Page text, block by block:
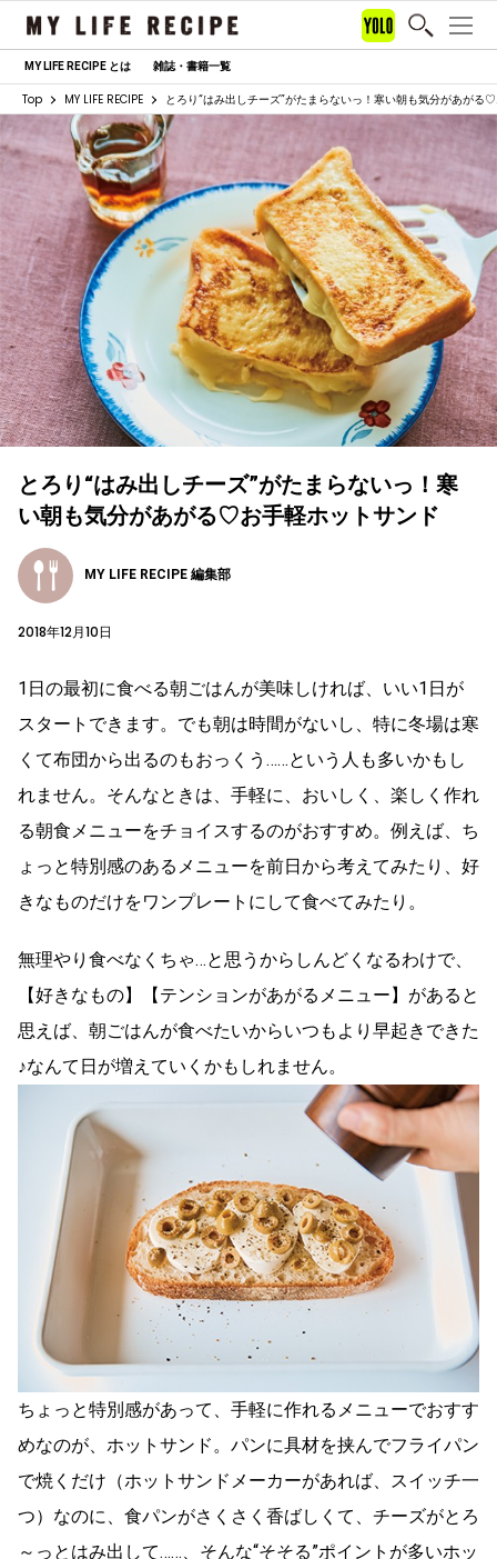
MY LIFE RECIPE とは 雑誌・書籍一覧
Top MY LIFE RECIPE とろり“はみ出しチーズ”がたまらないっ！寒い朝も気分があがる
とろり“はみ出しチーズ”がたまらないっ！寒
い朝も気分があがる♡お手軽ホットサンド
MY LIFE RECIPE 編集部
2018年12月10日
1日の最初に食べる朝ごはんが美味しければ、いい1日が
スタートできます。でも朝は時間がないし、特に冬場は寒
くて布団から出るのもおっくう……という人も多いかもし
れません。そんなときは、手軽に、おいしく、楽しく作れ
る朝食メニューをチョイスするのがおすすめ。例えば、ち
ょっと特別感のあるメニューを前日から考えてみたり、好
きなものだけをワンプレートにして食べてみたり。
無理やり食べなくちゃ…と思うからしんどくなるわけで、
【好きなもの】【テンションがあがるメニュー】があると
思えば、朝ごはんが食べたいからいつもより早起きできた
♪なんて日が増えていくかもしれません。
ちょっと特別感があって、手軽に作れるメニューでおすす
めなのが、ホットサンド。パンに具材を挟んでフライパン
で焼くだけ（ホットサンドメーカーがあれば、スイッチ一
つ）なのに、食パンがさくさく香ばしくて、チーズがとろ
～っとはみ出して……、そんな“そそる”ポイントが多いホッ